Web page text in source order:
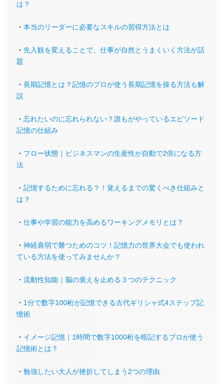
なりました。ありがとうございます！
フラワーアレンジメント講師（41歳）
この記憶術はすごいと思いました。１回目で脳
日常では行動力が以前よりついた感じです。家
族に教えたりもしました。
しました。
力、集中力が向上していたと思います。
アスリートフードマイスター 合格
た、アスリートフードマイスターの資格試験に
新しい可能性をありがとうございました😊
健康管理士1級 合格
は？
・本当のリーダーに必要なスキルの習得方法とは
・先入観を変えることで、仕事が自然とうまくいく方法が話
題
・長期記憶とは？記憶のプロが使う長期記憶を操る方法も解
説
・忘れたいのに忘れられない？誰もがやっているエピソード
記憶の仕組み
・ フロー状態｜ビジネスマンの生産性が自動で2倍になる方
法
・記憶するために忘れる？！覚えるまでの驚くべき仕組みと
は？
・仕事や学習の能力を高めるワーキングメモリとは？
・神経衰弱で勝つためのコツ！記憶力の世界大会でも使われ
ている方法を使ってみませんか？
・流動性知能｜脳の衰えを止める３つのテクニック
・ 1分で数字100桁が記憶できる古代ギリシャ式4ステップ記
憶術
・ イメージ記憶｜1時間で数字1000桁を暗記するプロが使う
記憶術とは？
・勉強したい大人が挫折してしまう2つの理由